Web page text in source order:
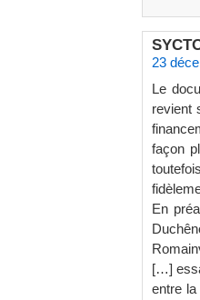
23
Le
revient
façon
En
[…]
entre